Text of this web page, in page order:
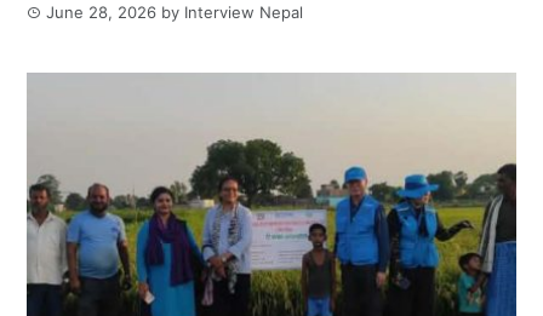
June 28, 2026 by Interview Nepal